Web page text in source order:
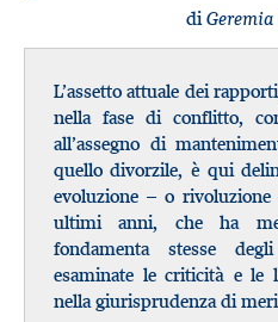
di
L’assetto attuale dei
nella fase di conflitto,
all’assegno di
quello divorzile, è qui
evoluzione – o
ultimi anni, che ha
fondamenta stesse
esaminate le criticità e le
nella giurisprudenza di